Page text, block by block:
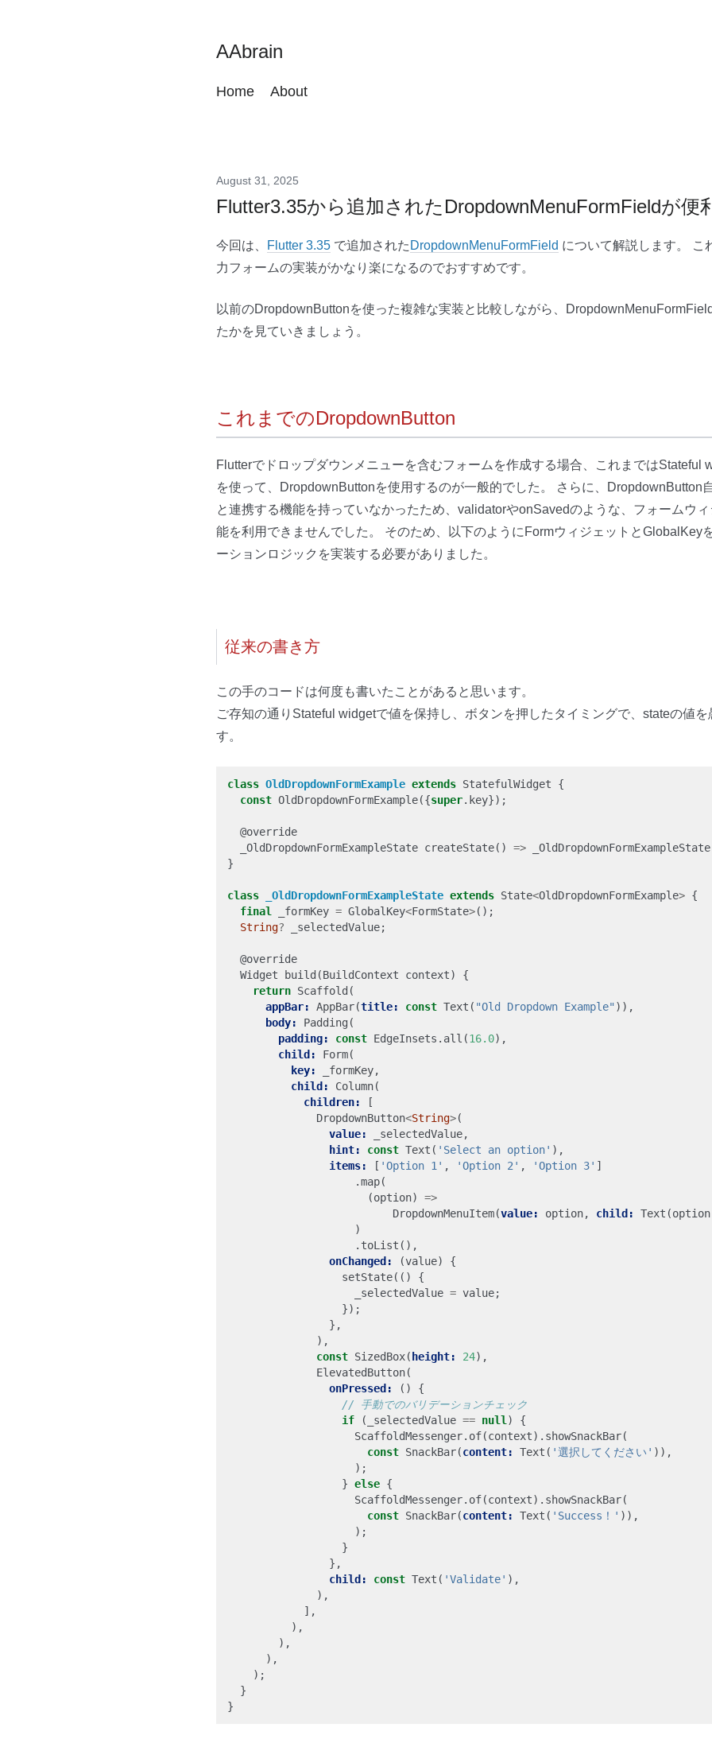
AAbrain
Home About
August 31, 2025
Flutter3.35から追加されたDropdownMenuFormFieldが便
今回は、 Flutter 3.35 で追加された DropdownMenuFormField について解説します。 こ
力フォームの実装がかなり楽になるのでおすすめです。
以前のDropdownButtonを使った複雑な実装と比較しながら、
たかを見ていきましょう。
これまでのDropdownButton
Flutterでドロップダウンメニューを含むフォームを作成する場合、これまではStateful
を使って、DropdownButtonを使用するのが一般的でした。 さらに、DropdownButton
と連携する機能を持っていなかったため、validatorやonSavedのような、フォームウ
能を利用できませんでした。 そのため、以下のようにFormウィジェットとGlobalKey
ーションロジックを実装する必要がありました。
従来の書き方
この手のコードは何度も書いたことがあると思います。
ご存知の通りStateful widgetで値を保持し、ボタンを押したタイミングで、stateの値
す。
class OldDropdownFormExample extends StatefulWidget
{
const OldDropdownFormExample({super. key});
@override
_OldDropdownFormExampleState createState() => _OldDropdownFormExampleState
}
class _OldDropdownFormExampleState extends State<OldDropdownFormExample> {
final
_formKey = GlobalKey<FormState>();
String? _selectedValue;
@override
Widget
build (BuildContext context)
{
return Scaffold (
appBar:
AppBar(title: const Text ( "Old Dropdown Example" )),
body:
Padding (
padding:
const EdgeInsets . all (16.0),
child:
Form(
key:
_formKey,
child:
Column(
children:
[
DropdownButton<String>(
value:
_selectedValue,
hint:
const Text ( 'Select an option' ),
items:
[ 'Option 1' , 'Option 2' , 'Option 3' ]
.map(
(option)
=>
DropdownMenuItem(value: option, child: Text (option
)
. toList (),
onChanged:
(value)
{
setState(()
{
_selectedValue = value;
});
},
),
const SizedBox( height: 24),
ElevatedButton(
onPressed:
()
{
if
( _selectedValue == null )
{
ScaffoldMessenger. of(context). showSnackBar(
const SnackBar(content: Text ( '選択してください' )),
);
} else {
ScaffoldMessenger. of(context). showSnackBar(
const SnackBar(content: Text ( 'Success！' )),
);
}
},
child:
const Text ( 'Validate' ),
),
],
),
),
),
);
}
}